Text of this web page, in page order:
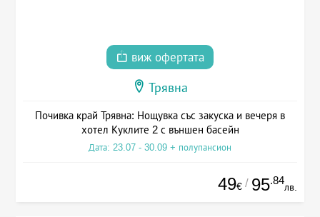
виж офертата
Трявна
Почивка край Трявна: Нощувка със закуска и вечеря в
хотел Куклите 2 с външен басейн
Дата: 23.07 - 30.09 + полупансион
49€ / 95.84
лв.